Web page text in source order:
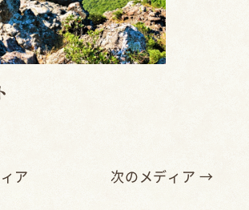
ア 次のメディア →